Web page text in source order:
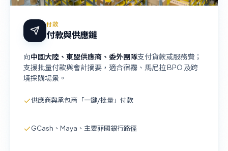
付款
付款與供應鏈
向中國大陸、東盟供應商、委外團隊支付貨款或服務費；
支援批量付款與會計摘要，適合宿霧、馬尼拉 BPO 及跨
境採購場景。
供應商與承包商「一鍵/批量」付款
GCash、Maya、主要菲國銀行路徑